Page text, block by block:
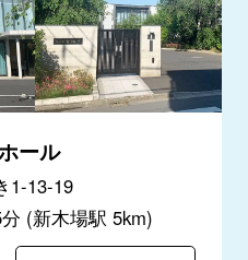
ール
1-13-19
(新木場駅 5km)